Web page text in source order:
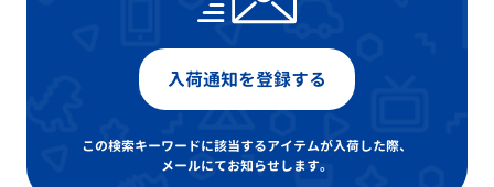
入荷通知を登録する
この検索キーワードに該当するアイテムが入荷した際、
メールにてお知らせします。